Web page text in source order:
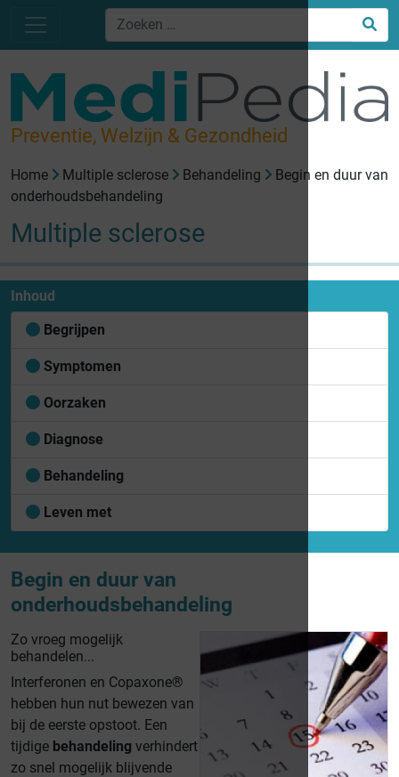
Preventie, Welzijn & Gezondheid
Home Multiple sclerose Behandeling
Begin en duur van
onderhoudsbehandeling
Multiple sclerose
Inhoud
Begrijpen
Symptomen
Oorzaken
Diagnose
Behandeling
Leven met
Begin en duur van
onderhoudsbehandeling
Zo vroeg mogelijk
behandelen...
Interferonen en Copaxone®
hebben hun nut bewezen van
bij de eerste opstoot. Een
tijdige behandeling verhindert
zo snel mogelijk blijvende